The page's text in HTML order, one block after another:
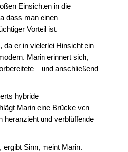
Einsichten in die
dass man einen
Vorteil ist.
da er in vielerlei Hinsicht ein
Marin erinnert sich,
– und anschließend
hybride
Marin eine Brücke von
heranzieht und verblüffende
ergibt Sinn, meint Marin.